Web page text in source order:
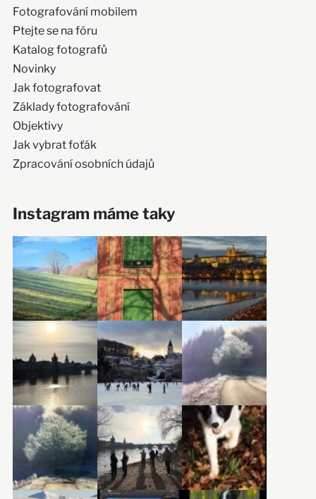
Fotografování mobilem
Ptejte se na fóru
Katalog fotografů
Novinky
Jak fotografovat
Základy fotografování
Objektivy
Jak vybrat foťák
Zpracování osobních údajů
Instagram máme taky